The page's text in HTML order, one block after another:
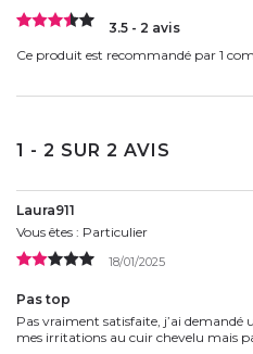
3.5 - 2 avis
Ce produit est recommandé par 1
1 - 2 SUR 2 AVIS
Laura911
Vous êtes : Particulier
18/01/2025
Pas top
Pas vraiment satisfaite, j’ai
mes irritations au cuir chevelu mais